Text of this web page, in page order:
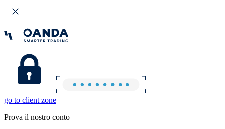
go to client zone
Prova il nostro conto